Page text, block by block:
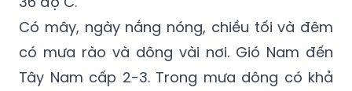
Có mây, ngày nắng nóng, chiều tối và đêm
có mưa rào và dông vài nơi. Gió Nam đến
Tây Nam cấp 2-3. Trong mưa dông có khả